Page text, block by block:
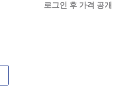
로그인 후 가격 공개